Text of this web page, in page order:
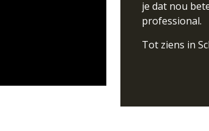
je dat nou
professional.
Tot ziens in